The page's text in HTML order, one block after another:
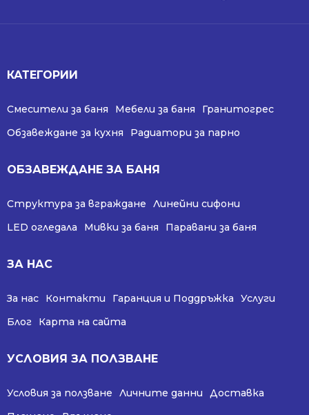
КАТЕГОРИИ
Смесители за баня Мебели за баня
Гранитогрес
Обзавеждане за кухня
Радиатори за парно
ОБЗАВЕЖДАНЕ ЗА БАНЯ
Структура за вграждане
Линейни сифони
LED огледала
Мивки за баня Паравани за баня
ЗА НАС
За нас Контакти Гаранция и Поддръжка
Услуги
Блог
Карта на сайта
УСЛОВИЯ ЗА ПОЛЗВАНЕ
Условия за ползване Личните данни
Доставка